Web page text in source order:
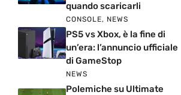
quando scaricarli
CONSOLE, NEWS
PS5 vs Xbox, è la fine di
un’era: l’annuncio ufficiale
di GameStop
NEWS
Polemiche su Ultimate